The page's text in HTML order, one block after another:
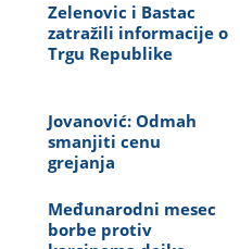
Zelenovic i Bastac
zatražili informacije o
Trgu Republike
Jovanović: Odmah
smanjiti cenu
grejanja
Međunarodni mesec
borbe protiv